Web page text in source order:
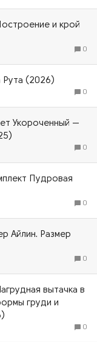
и крой
0
Рута (2026)
0
Укороченный —
0
Пудровая
0
Айлин. Размер
0
вытачка в
груди и
0